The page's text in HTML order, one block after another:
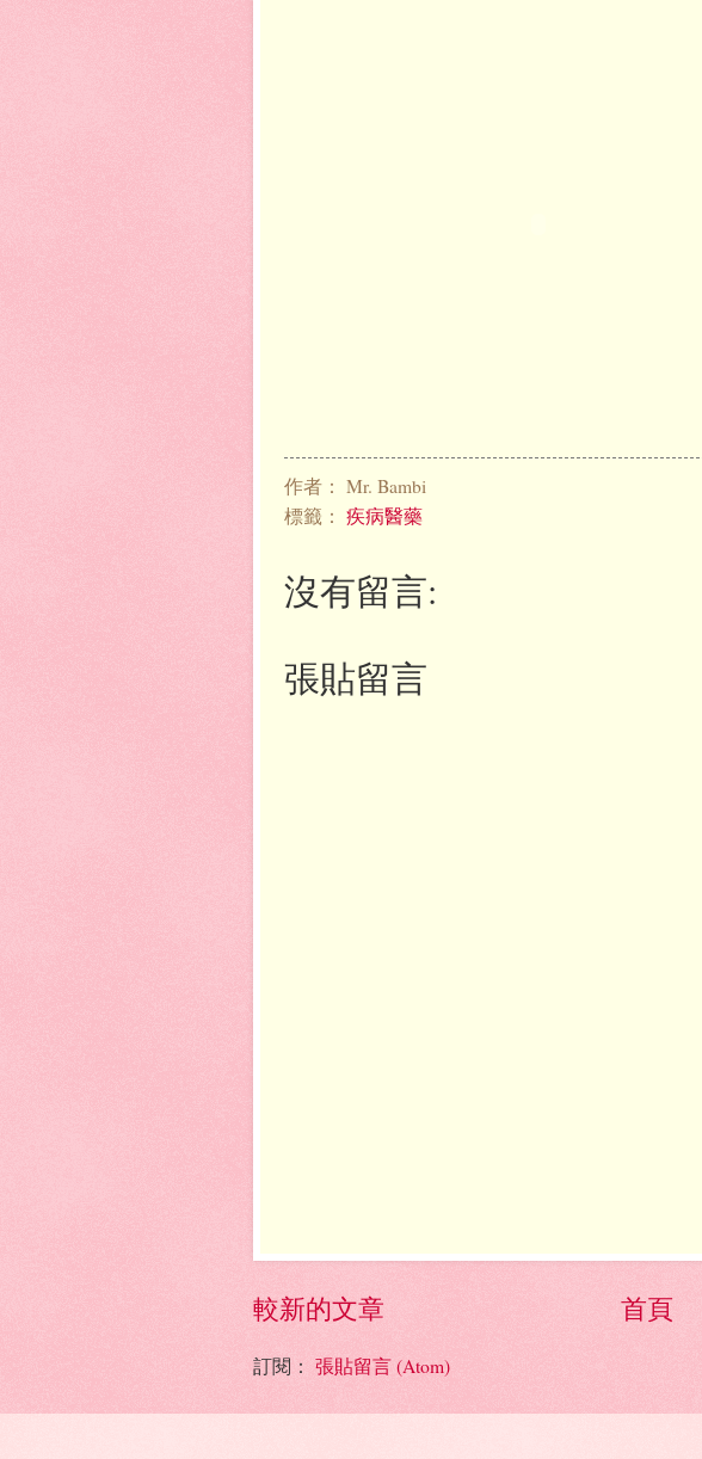
作者： Mr. Bambi
標籤： 疾病醫藥
沒有留言:
張貼留言
較新的文章 首頁
訂閱： 張貼留言 (Atom)